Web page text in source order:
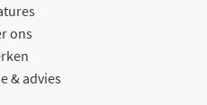
ons
& advies